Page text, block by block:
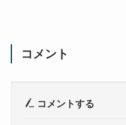
コメント
コメントする